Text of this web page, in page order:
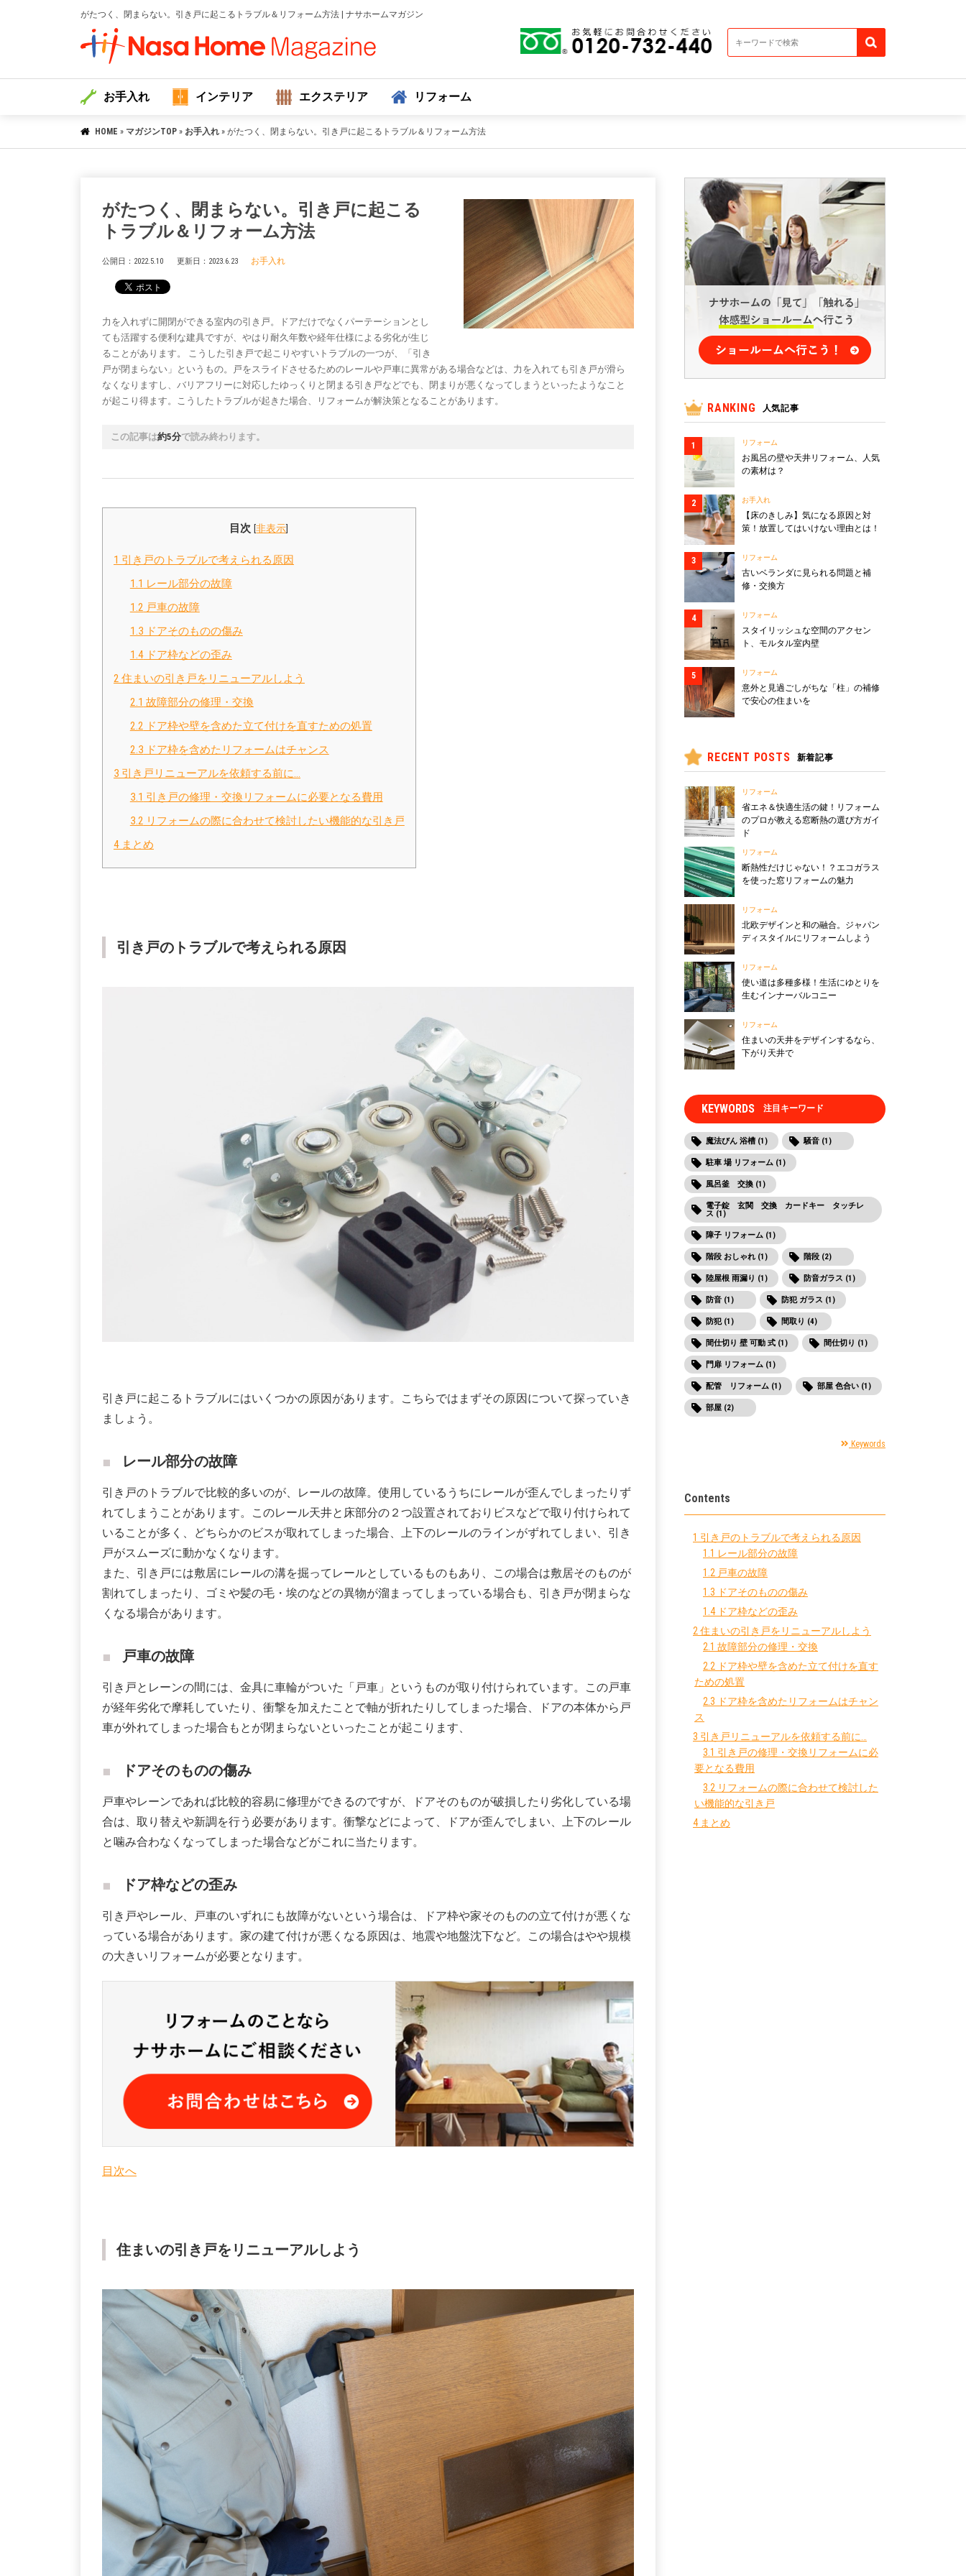
がたつく、閉まらない。引き戸に起こるトラブル＆リフォーム方法 | ナサホームマガジン
お手入れ インテリア エクステリア リフォーム
HOME » マガジンTOP » お手入れ » がたつく、閉まらない。引き戸に起こるトラブル＆リフォーム方法
がたつく、閉まらない。引き戸に起こる
トラブル＆リフォーム方法
公開日： 2022.5.10 更新日： 2023.6.23 お手入れ
力を入れずに開閉ができる室内の引き戸。ドアだけでなくパーテーションとし
ても活躍する便利な建具ですが、やはり耐久年数や経年仕様による劣化が生じ
ることがあります。 こうした引き戸で起こりやすいトラブルの一つが、「引き
戸が閉まらない」というもの。戸をスライドさせるためのレールや戸車に異常がある場合などは、力を入れても引き戸が滑ら
なくなりますし、バリアフリーに対応したゆっくりと閉まる引き戸などでも、閉まりが悪くなってしまうといったようなこと
が起こり得ます。こうしたトラブルが起きた場合、リフォームが解決策となることがあります。
この記事は約5分で読み終わります。
目次 [非表示]
1 引き戸のトラブルで考えられる原因
1.1 レール部分の故障
1.2 戸車の故障
1.3 ドアそのものの傷み
1.4ドア枠などの歪み
2 住まいの引き戸をリニューアルしよう
2.1 故障部分の修理・交換
2.2 ドア枠や壁を含めた立て付けを直すための処置
2.3 ドア枠を含めたリフォームはチャンス
3 引き戸リニューアルを依頼する前に…
3.1 引き戸の修理・交換リフォームに必要となる費用
3.2 リフォームの際に合わせて検討したい機能的な引き戸
4 まとめ
引き戸のトラブルで考えられる原因
引き戸に起こるトラブルにはいくつかの原因があります。こちらではまずその原因について探っていき
ましょう。
レール部分の故障
引き戸のトラブルで比較的多いのが、レールの故障。使用しているうちにレールが歪んでしまったりず
れてしまうことがあります。このレール天井と床部分の２つ設置されておりビスなどで取り付けられて
いることが多く、どちらかのビスが取れてしまった場合、上下のレールのラインがずれてしまい、引き
戸がスムーズに動かなくなります。
また、引き戸には敷居にレールの溝を掘ってレールとしているものもあり、この場合は敷居そのものが
割れてしまったり、ゴミや髪の毛・埃のなどの異物が溜まってしまっている場合も、引き戸が閉まらな
くなる場合があります。
戸車の故障
引き戸とレーンの間には、金具に車輪がついた「戸車」というものが取り付けられています。この戸車
が経年劣化で摩耗していたり、衝撃を加えたことで軸が折れたりしてしまった場合、ドアの本体から戸
車が外れてしまった場合もとが閉まらないといったことが起こります、
ドアそのものの傷み
戸車やレーンであれば比較的容易に修理ができるのですが、ドアそのものが破損したり劣化している場
合は、取り替えや新調を行う必要があります。衝撃などによって、ドアが歪んでしまい、上下のレール
と噛み合わなくなってしまった場合などがこれに当たります。
ドア枠などの歪み
引き戸やレール、戸車のいずれにも故障がないという場合は、ドア枠や家そのものの立て付けが悪くな
っている場合があります。家の建て付けが悪くなる原因は、地震や地盤沈下など。この場合はやや規模
の大きいリフォームが必要となります。
目次へ
住まいの引き戸をリニューアルしよう
RANKING 人気記事
リフォーム
お風呂の壁や天井リフォーム、人気
の素材は？
お手入れ
【床のきしみ】気になる原因と対
策！放置してはいけない理由とは！
リフォーム
古いベランダに見られる問題と補
修・交換方
リフォーム
スタイリッシュな空間のアクセン
ト、モルタル室内壁
リフォーム
意外と見過ごしがちな「柱」の補修
で安心の住まいを
RECENT POSTS 新着記事
リフォーム
省エネ＆快適生活の鍵！リフォーム
のプロが教える窓断熱の選び方ガイ
ド
リフォーム
断熱性だけじゃない！？エコガラス
を使った窓リフォームの魅力
リフォーム
北欧デザインと和の融合。ジャパン
ディスタイルにリフォームしよう
リフォーム
使い道は多種多様！生活にゆとりを
生むインナーバルコニー
リフォーム
住まいの天井をデザインするなら、
下がり天井で
KEYWORDS 注目キーワード
魔法びん 浴槽 (1) 騒音 (1)
駐車 場 リフォーム (1)
風呂釜 交換 (1)
電子錠 玄関 交換 カードキー タッチレ
ス (1)
障子 リフォーム (1)
階段 おしゃれ (1) 階段 (2)
陸屋根 雨漏り (1) 防音ガラス (1)
防音 (1) 防犯 ガラス (1)
防犯 (1) 間取り (4)
間仕切り 壁 可動 式 (1) 間仕切り (1)
門扉 リフォーム (1)
配管 リフォーム (1) 部屋 色合い (1)
部屋 (2)
Keywords
Contents
1 引き戸のトラブルで考えられる原因
1.1 レール部分の故障
1.2 戸車の故障
1.3 ドアそのものの傷み
1.4ドア枠などの歪み
2 住まいの引き戸をリニューアルしよう
2.1 故障部分の修理・交換
2.2 ドア枠や壁を含めた立て付けを直す
ための処置
2.3 ドア枠を含めたリフォームはチャン
ス
3 引き戸リニューアルを依頼する前に…
3.1 引き戸の修理・交換リフォームに必
要となる費用
3.2 リフォームの際に合わせて検討した
い機能的な引き戸
4まとめ